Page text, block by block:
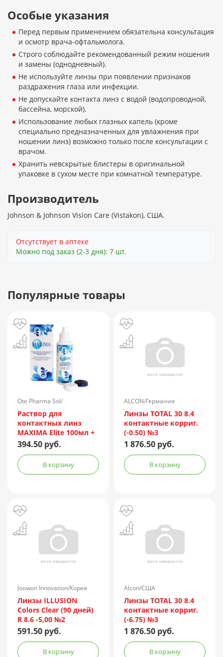
Особые указания
Перед первым применением обязательна консультация
и осмотр врача-офтальмолога.
Строго соблюдайте рекомендованный режим ношения
и замены (однодневный).
Не используйте линзы при появлении признаков
раздражения глаза или инфекции.
Не допускайте контакта линз с водой (водопроводной,
бассейна, морской).
Использование любых глазных капель (кроме
специально предназначенных для увлажнения при
ношении линз) возможно только после консультации с
врачом.
Хранить невскрытые блистеры в оригинальной
упаковке в сухом месте при комнатной температуре.
Производитель
Johnson & Johnson Vision Care (Vistakon), США.
Отсутствует в аптеке
Можно под заказ (2-3 дня): 7 шт.
Популярные товары
Ote Pharma Sol/
Нидерланды
Раствор для
контактных линз
MAXIMA Elite 100мл +
контейнер
394.50 руб.
В корзину
ALCON/Германия
Линзы TOTAL 30 8.4
контактные корриг.
(-0.50) №3
1 876.50 руб.
В корзину
Joowon Innovation/Корея
Линзы ILLUSION
Colors Clear (90 дней)
R 8.6 -5,00 №2
591.50 руб.
В корзину
Alcon/США
Линзы TOTAL 30 8.4
контактные корриг.
(-6.75) №3
1 876.50 руб.
В корзину